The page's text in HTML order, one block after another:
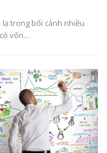
trong bối cảnh nhiều
vốn…